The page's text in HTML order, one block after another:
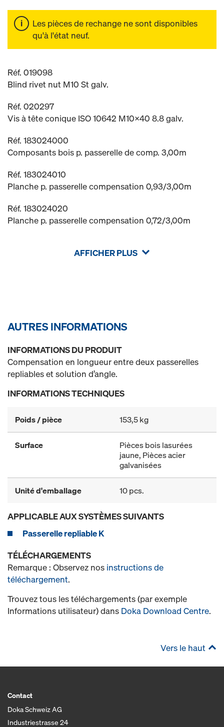
Les pièces de rechange ne sont disponibles
qu'à l'état neuf.
Réf. 019098
Blind rivet nut M10 St galv.
Réf. 020297
Vis à tête conique ISO 10642 M10x40 8.8 galv.
Réf. 183024000
Composants bois p. passerelle de comp. 3,00m
Réf. 183024010
Planche p. passerelle compensation 0,93/3,00m
Réf. 183024020
Planche p. passerelle compensation 0,72/3,00m
AFFICHER PLUS
AUTRES INFORMATIONS
INFORMATIONS DU PRODUIT
Compensation en longueur entre deux passerelles
repliables et solution d’angle.
INFORMATIONS TECHNIQUES
Poids / pièce 153,5 kg
Surface
Pièces bois lasurées
jaune, Pièces acier
galvanisées
Unité d'emballage 10 pcs.
APPLICABLE AUX SYSTÈMES SUIVANTS
Passerelle repliable K
TÉLÉCHARGEMENTS
Remarque : Observez nos instructions de
téléchargement.
Trouvez tous les téléchargements (par exemple
Informations utilisateur) dans Doka Download Centre.
Vers le haut
Contact
Doka Schweiz AG
Industriestrasse 24